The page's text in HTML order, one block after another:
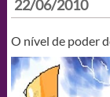
22/06/2010
O nível de poder